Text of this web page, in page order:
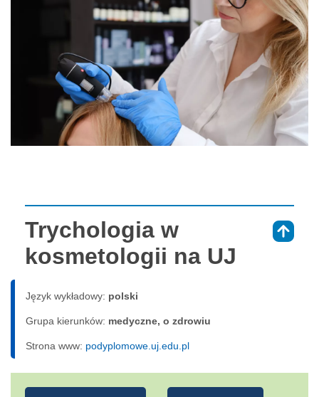
Trychologia w
kosmetologii na UJ
Język wykładowy: polski
Grupa kierunków: medyczne, o zdrowiu
Strona www: podyplomowe.uj.edu.pl